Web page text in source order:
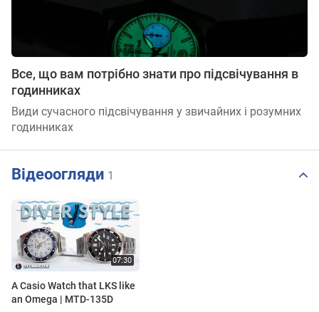
Все, що вам потрібно знати про підсвічування в
годинниках
Види сучасного підсвічування у звичайних і розумних
годинниках
Відеоогляди 1
A Casio Watch that LKS like
an Omega | MTD-135D